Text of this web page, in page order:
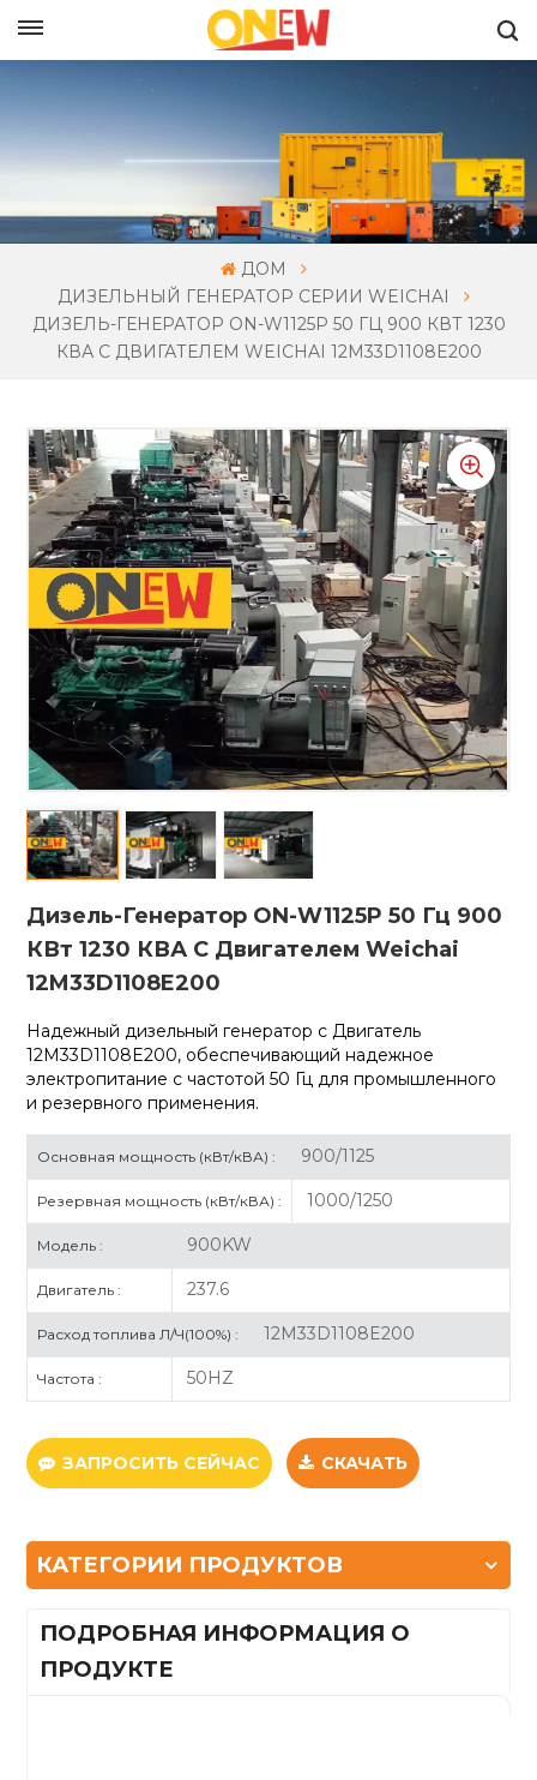
ДОМ
ДИЗЕЛЬНЫЙ ГЕНЕРАТОР СЕРИИ WEICHAI
ДИЗЕЛЬ-ГЕНЕРАТОР ON-W1125P 50 ГЦ 900 КВТ 1230
КВА С ДВИГАТЕЛЕМ WEICHAI 12M33D1108E200
Дизель-Генератор ON-W1125P 50 Гц 900
КВт 1230 КВА С Двигателем Weichai
12M33D1108E200
Надежный дизельный генератор с Двигатель
12M33D1108E200, обеспечивающий надежное
электропитание с частотой 50 Гц для промышленного
и резервного применения.
Основная мощность (кВт/кВА) : 900/1125
Резервная мощность (кВт/кВА) : 1000/1250
Модель : 900KW
Двигатель : 237.6
Расход топлива Л/Ч(100%) : 12M33D1108E200
Частота : 50HZ
ЗАПРОСИТЬ СЕЙЧАС СКАЧАТЬ
КАТЕГОРИИ ПРОДУКТОВ
ПОДРОБНАЯ ИНФОРМАЦИЯ О
ПРОДУКТЕ